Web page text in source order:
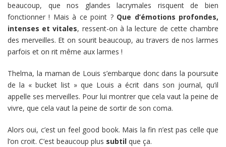
beaucoup, que nos glandes lacrymales risquent de bien
fonctionner ! Mais à ce point ? Que d’émotions profondes,
intenses et vitales, ressent-on à la lecture de cette chambre
des merveilles. Et on sourit beaucoup, au travers de nos larmes
parfois et on rit même aux larmes !
Thelma, la maman de Louis s’embarque donc dans la poursuite
de la « bucket list » que Louis a écrit dans son journal, qu’il
appelle ses merveilles. Pour lui montrer que cela vaut la peine de
vivre, que cela vaut la peine de sortir de son coma.
Alors oui, c’est un feel good book. Mais la fin n’est pas celle que
l’on croit. C’est beaucoup plus subtil que ça.